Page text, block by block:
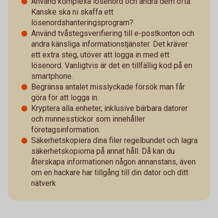
Kanske ska ni skaffa ett
lösenordshanteringsprogram?
Använd tvåstegsverifiering till e-postkonton och
andra känsliga informationstjänster. Det kräver
ett extra steg, utöver att logga in med ett
lösenord. Vanligtvis är det en tillfällig kod på en
smartphone.
Begränsa antalet misslyckade försök man får
göra för att logga in.
Kryptera alla enheter, inklusive bärbara datorer
och minnesstickor som innehåller
företagsinformation.
Säkerhetskopiera dina filer regelbundet och lagra
säkerhetskopiorna på annat håll. Då kan du
återskapa informationen någon annanstans, även
om en hackare har tillgång till din dator och ditt
nätverk